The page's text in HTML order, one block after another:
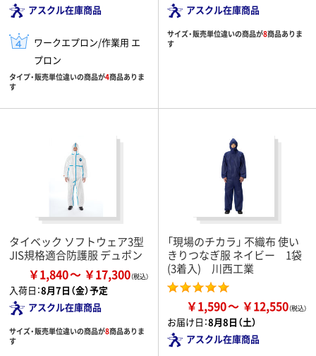
アスクル在庫商品
ワークエプロン/作業用 エ
プロン
タイプ・販売単位違いの商品が4商品ありま
す
アスクル在庫商品
サイズ・販売単位違いの商品が8商品ありま
す
タイベック ソフトウェア3型
JIS規格適合防護服 デュポン
￥1,840 ￥17,300
入荷日：8月7日（金）予定
アスクル在庫商品
サイズ・販売単位違いの商品が8商品ありま
す
「現場のチカラ」 不織布 使い
きりつなぎ服 ネイビー 1袋
(3着入) 川西工業
￥1,590 ￥12,550
お届け日：8月8日（土）
アスクル在庫商品